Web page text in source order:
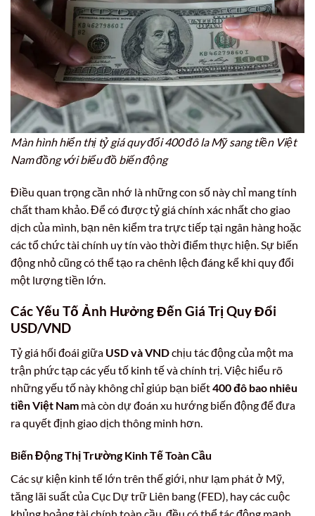
Màn hình hiển thị tỷ giá quy đổi 400 đô la Mỹ sang tiền Việt
Nam đồng với biểu đồ biến động
Điều quan trọng cần nhớ là những con số này chỉ mang tính
chất tham khảo. Để có được tỷ giá chính xác nhất cho giao
dịch của mình, bạn nên kiểm tra trực tiếp tại ngân hàng hoặc
các tổ chức tài chính uy tín vào thời điểm thực hiện. Sự biến
động nhỏ cũng có thể tạo ra chênh lệch đáng kể khi quy đổi
một lượng tiền lớn.
Các Yếu Tố Ảnh Hưởng Đến Giá Trị Quy Đổi
USD/VND
Tỷ giá hối đoái giữa USD và VNDchịu tác động của một ma
trận phức tạp các yếu tố kinh tế và chính trị. Việc hiểu rõ
những yếu tố này không chỉ giúp bạn biết400 đô bao nhiêu
tiền Việt Nam mà còn dự đoán xu hướng biến động để đưa
ra quyết định giao dịch thông minh hơn.
Biến Động Thị Trường Kinh Tế Toàn Cầu
Các sự kiện kinh tế lớn trên thế giới, như lạm phát ở Mỹ,
tăng lãi suất của Cục Dự trữ Liên bang (FED), hay các cuộc